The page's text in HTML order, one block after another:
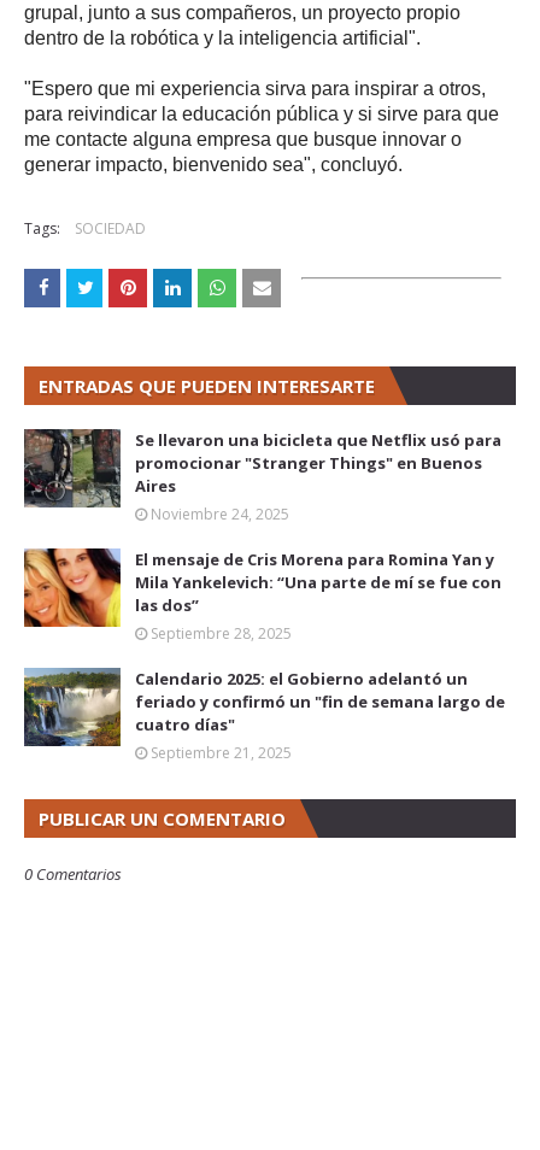
grupal, junto a sus compañeros, un proyecto propio
dentro de la robótica y la inteligencia artificial".
"Espero que mi experiencia sirva para inspirar a otros,
para reivindicar la educación pública y si sirve para que
me contacte alguna empresa que busque innovar o
generar impacto, bienvenido sea", concluyó.
Tags: SOCIEDAD
ENTRADAS QUE PUEDEN INTERESARTE
Se llevaron una bicicleta que Netflix usó para
promocionar "Stranger Things" en Buenos
Aires
Noviembre 24, 2025
El mensaje de Cris Morena para Romina Yan y
Mila Yankelevich: “Una parte de mí se fue con
las dos”
Septiembre 28, 2025
Calendario 2025: el Gobierno adelantó un
feriado y confirmó un "fin de semana largo de
cuatro días"
Septiembre 21, 2025
PUBLICAR UN COMENTARIO
0 Comentarios